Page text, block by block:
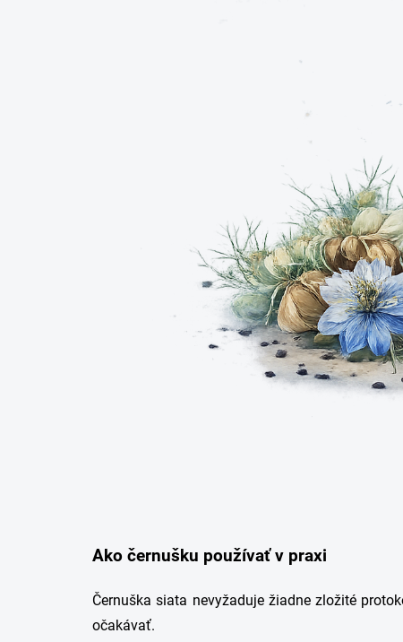
Ako černušku používať v praxi
Černuška siata nevyžaduje žiadne zložité
očakávať.